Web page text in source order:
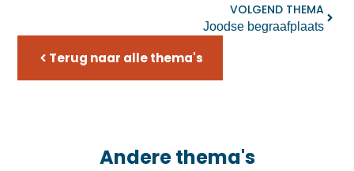
VOLGEND THEMA
Joodse begraafplaats
Terug naar alle thema's
Andere thema's